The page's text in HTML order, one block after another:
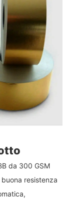
da 300 GSM
resistenza